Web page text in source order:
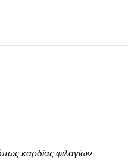
καρδίας φιλαγίων